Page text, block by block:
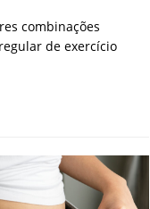
combinações
de exercício